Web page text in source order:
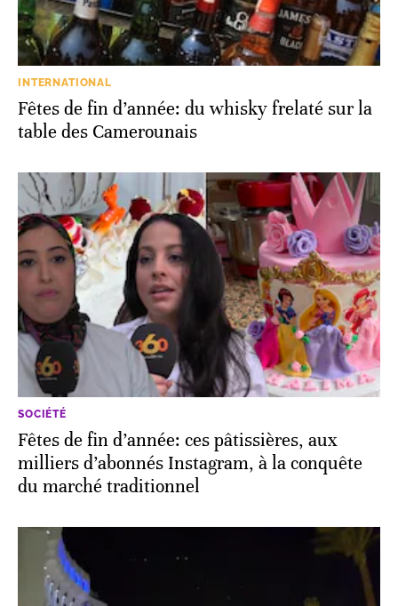
INTERNATIONAL
Fêtes de fin d’année: du whisky frelaté sur la
table des Camerounais
SOCIÉTÉ
Fêtes de fin d’année: ces pâtissières, aux
milliers d’abonnés Instagram, à la conquête
du marché traditionnel